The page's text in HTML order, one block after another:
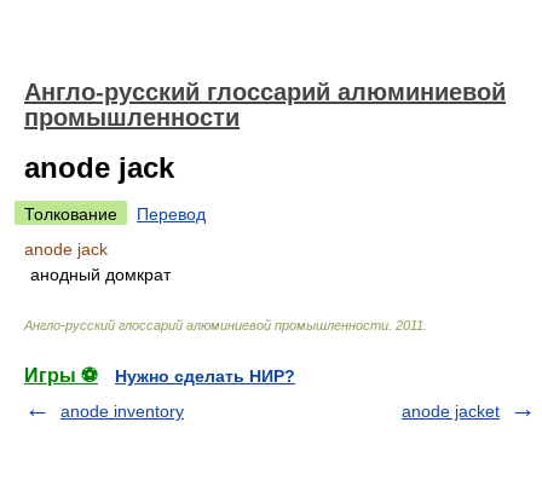
Англо-русский глоссарий алюминиевой
промышленности
anode jack
Толкование
Перевод
anode jack
анодный домкрат
Англо-русский глоссарий алюминиевой промышленности 2011
Игры ⚽
Нужно сделать НИР?
anode inventory
anode jacket